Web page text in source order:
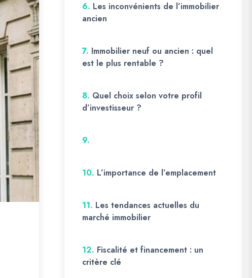
6. Les inconvénients de l’immobilier
ancien
7. Immobilier neuf ou ancien : quel
est le plus rentable ?
8. Quel choix selon votre profil
d’investisseur ?
9.
10. L’importance de l’emplacement
11. Les tendances actuelles du
marché immobilier
12. Fiscalité et financement : un
critère clé